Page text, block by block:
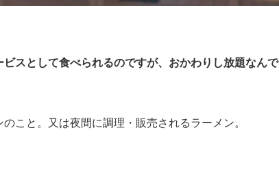
スとして食べられるのですが、おかわりし放題なんで
こと。又は夜間に調理・販売されるラーメン。